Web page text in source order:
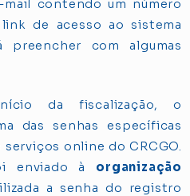
contendo um número
de acesso ao sistema
com algumas
da fiscalização, o
das senhas específicas
online do CRCGO.
enviado à organização
a senha do registro